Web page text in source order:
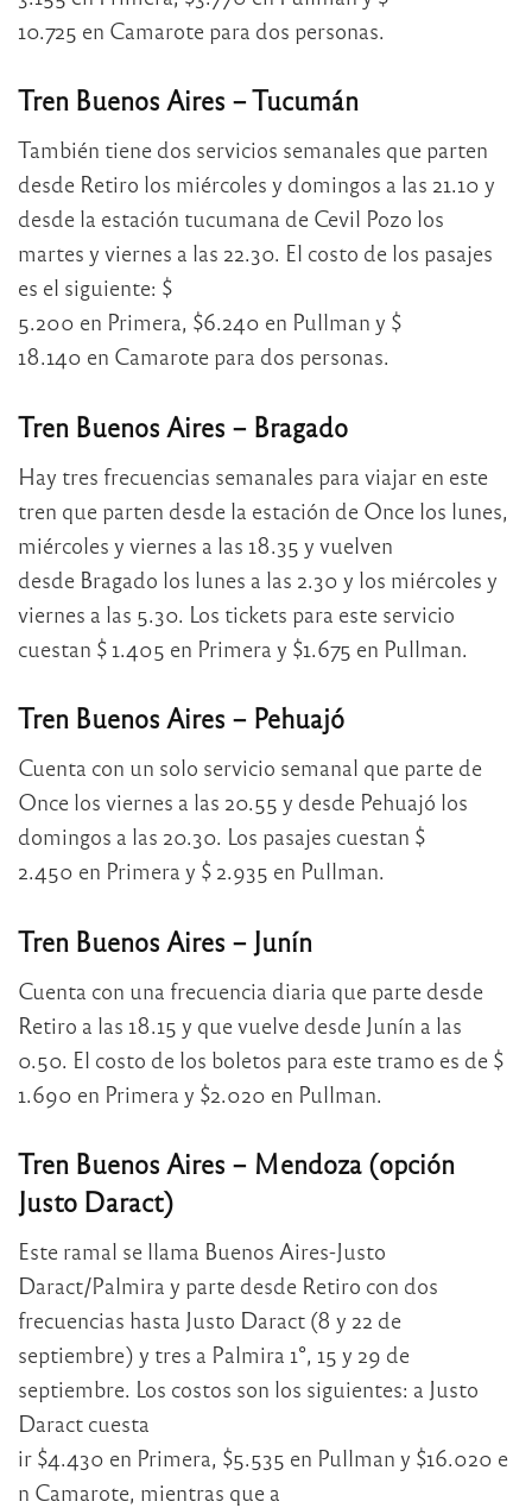
10.725 en Camarote para dos personas.
Tren Buenos Aires – Tucumán
También tiene dos servicios semanales que parten
desde Retiro los miércoles y domingos a las 21.10 y
desde la estación tucumana de Cevil Pozo los
martes y viernes a las 22.30. El costo de los pasajes
es el siguiente: $
5.200 en Primera, $6.240 en Pullman y $
18.140 en Camarote para dos personas.
Tren Buenos Aires – Bragado
Hay tres frecuencias semanales para viajar en este
tren que parten desde la estación de Once los lunes,
miércoles y viernes a las 18.35 y vuelven
desde Bragado los lunes a las 2.30 y los miércoles y
viernes a las 5.30. Los tickets para este servicio
cuestan $ 1.405 en Primera y $1.675 en Pullman.
Tren Buenos Aires – Pehuajó
Cuenta con un solo servicio semanal que parte de
Once los viernes a las 20.55 y desde Pehuajó los
domingos a las 20.30. Los pasajes cuestan $
2.450 en Primera y $ 2.935 en Pullman.
Tren Buenos Aires – Junín
Cuenta con una frecuencia diaria que parte desde
Retiro a las 18.15 y que vuelve desde Junín a las
0.50. El costo de los boletos para este tramo es de $
1.690 en Primera y $2.020 en Pullman.
Tren Buenos Aires – Mendoza (opción
Justo Daract)
Este ramal se llama Buenos Aires-Justo
Daract/Palmira y parte desde Retiro con dos
frecuencias hasta Justo Daract (8 y 22 de
septiembre) y tres a Palmira 1°, 15 y 29 de
septiembre. Los costos son los siguientes: a Justo
Daract cuesta
ir $4.430 en Primera, $5.535 en Pullman y $16.020 e
n Camarote, mientras que a